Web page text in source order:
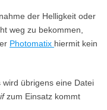
der Helligkeit oder
weg zu bekommen,
Photomatix hiermit kein
wird übrigens eine Datei
zum Einsatz kommt